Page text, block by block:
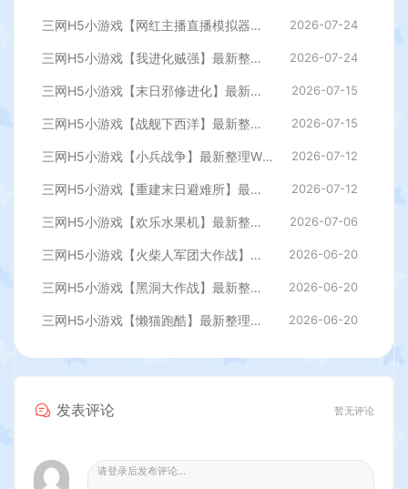
三网H5小游戏【网红主播直播模拟器】最新整理WIN系服务端+Linux手工服务端+详细搭建教程 2026-07-24
三网H5小游戏【我进化贼强】最新整理WIN系服务端+Linux手工服务端+详细搭建教程 2026-07-24
三网H5小游戏【末日邪修进化】最新整理WIN系服务端+Linux手工服务端+详细搭建教程 2026-07-15
三网H5小游戏【战舰下西洋】最新整理WIN系服务端+Linux手工服务端+详细搭建教程 2026-07-15
三网H5小游戏【小兵战争】最新整理WIN系服务端+Linux手工服务端+详细搭建教程 2026-07-12
三网H5小游戏【重建末日避难所】最新整理WIN系服务端+Linux手工服务端+详细搭建教程 2026-07-12
三网H5小游戏【欢乐水果机】最新整理WIN系服务端+Linux手工服务端+详细搭建教程 2026-07-06
三网H5小游戏【火柴人军团大作战】最新整理WIN系服务端+Linux手工服务端+详细搭建教程 2026-06-20
三网H5小游戏【黑洞大作战】最新整理WIN系服务端+Linux手工服务端+详细搭建教程 2026-06-20
三网H5小游戏【懒猫跑酷】最新整理WIN系服务端+Linux手工服务端+详细搭建教程 2026-06-20
发表评论 暂无评论